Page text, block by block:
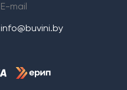
E-mail
info@buvini.by